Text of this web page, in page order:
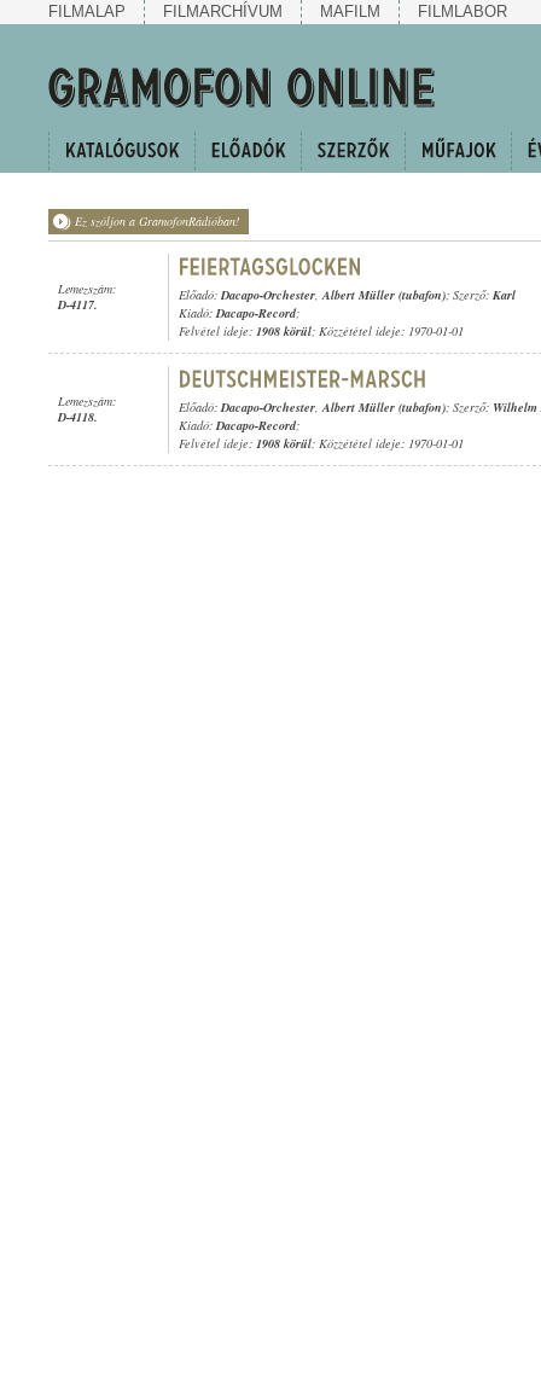
FILMALAP FILMARCHÍVUM MAFILM FILMLABOR
Ez szóljon a GramofonRádióban!
Lemezszám:
D-4117.
Előadó:Dacapo-Orchester,Albert Müller (tubafon); Szerző: Karl
Kiadó:Dacapo-Record;
Felvétel ideje: 1908 körül; Közzététel ideje: 1970-01-01
Lemezszám:
D-4118.
Előadó:Dacapo-Orchester,Albert Müller (tubafon); Szerző: Wilhelm
Kiadó:Dacapo-Record;
Felvétel ideje: 1908 körül; Közzététel ideje: 1970-01-01